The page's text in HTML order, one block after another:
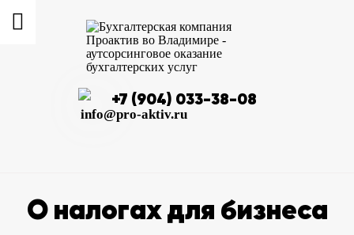
+7 (904) 033-38-08
info@pro-aktiv.ru
О налогах для бизнеса